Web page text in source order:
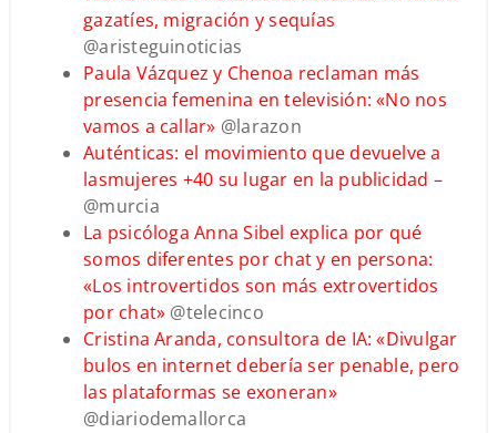
gazatíes, migración y sequías
@aristeguinoticias
Paula Vázquez y Chenoa reclaman más
presencia femenina en televisión: «No nos
vamos a callar» @larazon
Auténticas: el movimiento que devuelve a
lasmujeres +40 su lugar en la publicidad –
@murcia
La psicóloga Anna Sibel explica por qué
somos diferentes por chat y en persona:
«Los introvertidos son más extrovertidos
por chat» @telecinco
Cristina Aranda, consultora de IA: «Divulgar
bulos en internet debería ser penable, pero
las plataformas se exoneran»
@diariodemallorca